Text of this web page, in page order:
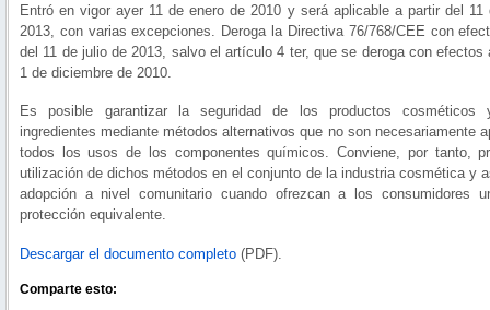
Entró en vigor ayer 11 de enero de 2010 y será aplicable a partir del 11
2013, con varias excepciones. Deroga la Directiva 76/768/CEE con
del 11 de julio de 2013, salvo el artículo 4 ter, que se deroga con efectos
1 de diciembre de 2010.
Es posible garantizar la seguridad de los productos
ingredientes mediante métodos alternativos que no son necesariamente
todos los usos de los componentes químicos. Conviene, por tanto,
utilización de dichos métodos en el conjunto de la industria cosmética y
adopción a nivel comunitario cuando ofrezcan a los consumidores
protección equivalente.
Descargar el documento completo (PDF).
Comparte esto: